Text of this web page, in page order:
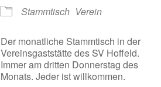
Stammtisch Verein
Der monatliche Stammtisch in der
Vereinsgaststätte des SV Hoffeld.
Immer am dritten Donnerstag des
Monats. Jeder ist willkommen.